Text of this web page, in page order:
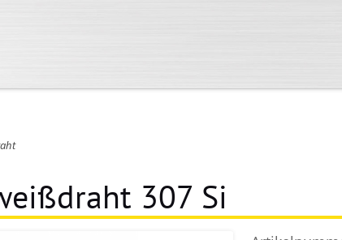
307 Si